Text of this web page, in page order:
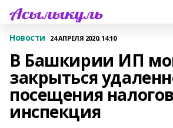
Новости 24 АПРЕЛЯ 2020, 14:10
В Башкирии ИП
закрыться
посещения
инспекция